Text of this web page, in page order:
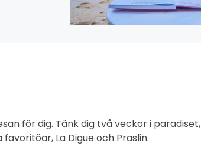
för dig. Tänk dig två veckor i paradiset,
favoritöar, La Digue och Praslin.